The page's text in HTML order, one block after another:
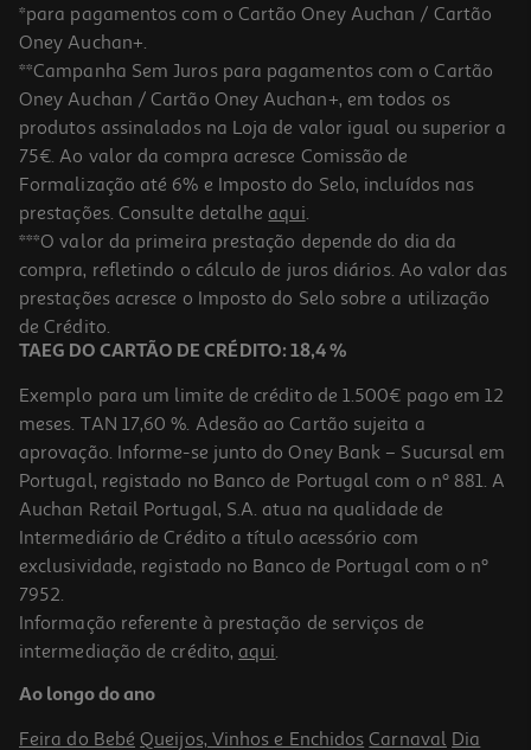
5.0
Pensos Higiénicos Auchan Better Life Noite C/abas 10 Un
0.15 €/un
1,49 €
Cuecas Menstruais Auchan Preto Fluxo Moderado S 3un
7.03 €/un
*para pagamentos com o Cartão Oney Auchan / Cartão
Oney Auchan+.
**Campanha Sem Juros para pagamentos com o Cartão
Oney Auchan / Cartão Oney Auchan+, em todos os
produtos assinalados na Loja de valor igual ou superior a
75€. Ao valor da compra acresce Comissão de
Formalização até 6% e Imposto do Selo, incluídos nas
prestações. Consulte detalhe aqui.
***O valor da primeira prestação depende do dia da
compra, refletindo o cálculo de juros diários. Ao valor das
prestações acresce o Imposto do Selo sobre a utilização
de Crédito.
TAEG DO CARTÃO DE CRÉDITO: 18,4 %
Exemplo para um limite de crédito de 1.500€ pago em 12
meses. TAN 17,60 %. Adesão ao Cartão sujeita a
aprovação. Informe-se junto do Oney Bank – Sucursal em
Portugal, registado no Banco de Portugal com o nº 881. A
Auchan Retail Portugal, S.A. atua na qualidade de
Intermediário de Crédito a título acessório com
exclusividade, registado no Banco de Portugal com o nº
7952.
Informação referente à prestação de serviços de
intermediação de crédito, aqui.
Ao longo do ano
Feira do Bebé Queijos, Vinhos e Enchidos Carnaval Dia